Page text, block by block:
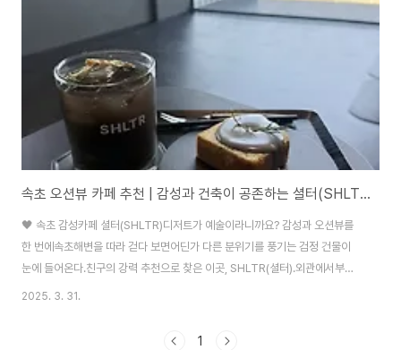
속초 오션뷰 카페 추천 | 감성과 건축이 공존하는 셜터(SHLTR) 솔직후기
🖤 속초 감성카페 셜터(SHLTR)디저트가 예술이라니까요? 감성과 오션뷰를
한 번에속초해변을 따라 걷다 보면어딘가 다른 분위기를 풍기는 검정 건물이
눈에 들어온다.친구의 강력 추천으로 찾은 이곳, SHLTR(셜터).외관에서부터
‘일반적인 카페는 아니다’는 느낌.건축가와 디자이너가 치열하게 고민했을 것
이름부터 철학적SHLTR는 'Shelter(은신처)'의 축약.피난처, 안식처, 그리고
2025. 3. 31.
1